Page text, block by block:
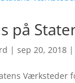
på
|sep 20, 2018 |
Værksteder